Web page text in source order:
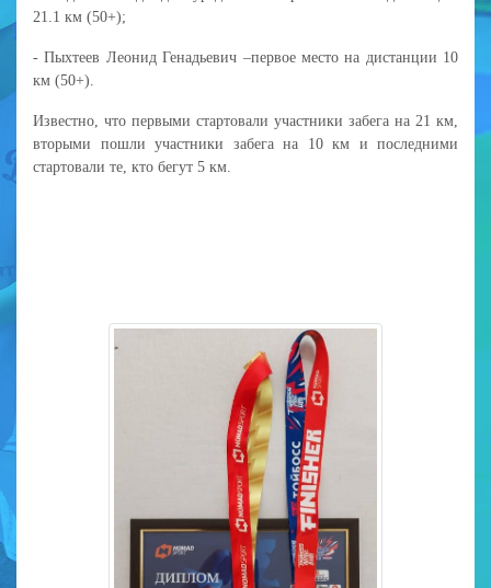
21.1 км (50+);
- Пыхтеев Леонид Генадьевич –первое место на дистанции 10
км (50+).
Известно, что первыми стартовали участники забега на 21 км,
вторыми пошли участники забега на 10 км и последними
стартовали те, кто бегут 5 км.